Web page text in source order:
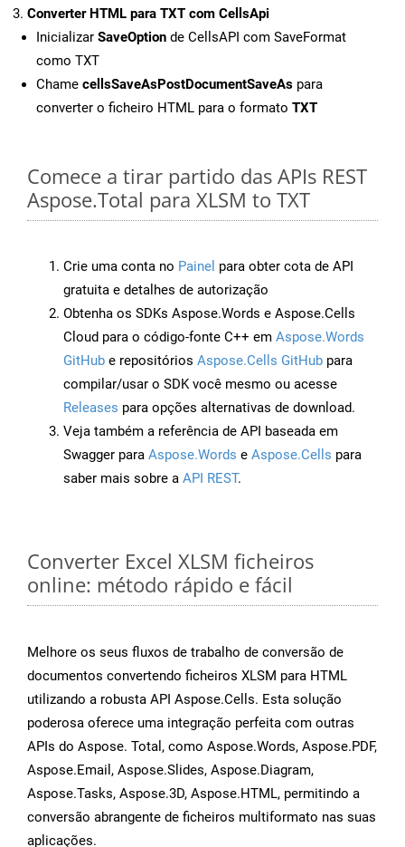
Converter HTML para TXT com CellsApi
Inicializar SaveOption de CellsAPI com SaveFormat
como TXT
Chame cellsSaveAsPostDocumentSaveAs para
converter o ficheiro HTML para o formato TXT
Comece a tirar partido das APIs REST
Aspose.Total para XLSM to TXT
Crie uma conta no Painel para obter cota de API
gratuita e detalhes de autorização
Obtenha os SDKs Aspose.Words e Aspose.Cells
Cloud para o código-fonte C++ em Aspose.Words
GitHub e repositórios Aspose.Cells GitHub para
compilar/usar o SDK você mesmo ou acesse
Releases para opções alternativas de download.
Veja também a referência de API baseada em
Swagger para Aspose.Words e Aspose.Cells para
saber mais sobre a API REST.
Converter Excel XLSM ficheiros
online: método rápido e fácil
Melhore os seus fluxos de trabalho de conversão de
documentos convertendo ficheiros XLSM para HTML
utilizando a robusta API Aspose.Cells. Esta solução
poderosa oferece uma integração perfeita com outras
APIs do Aspose. Total, como Aspose.Words, Aspose.PDF,
Aspose.Email, Aspose.Slides, Aspose.Diagram,
Aspose.Tasks, Aspose.3D, Aspose.HTML, permitindo a
conversão abrangente de ficheiros multiformato nas suas
aplicações.